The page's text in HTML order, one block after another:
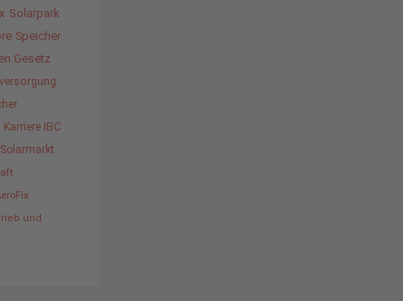
Solarpark
Speicher
Gesetz
Karriere IBC
Solarmarkt
und